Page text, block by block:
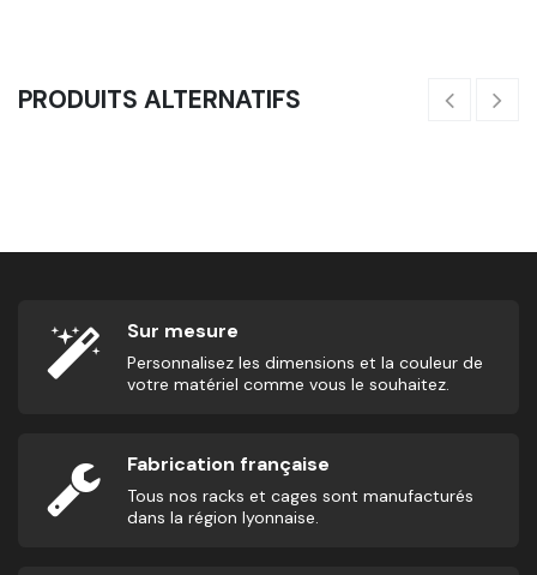
PRODUITS ALTERNATIFS
Sur mesure
Personnalisez les dimensions et la couleur de
votre matériel comme vous le souhaitez.
Fabrication française
Tous nos racks et cages sont manufacturés
dans la région lyonnaise.